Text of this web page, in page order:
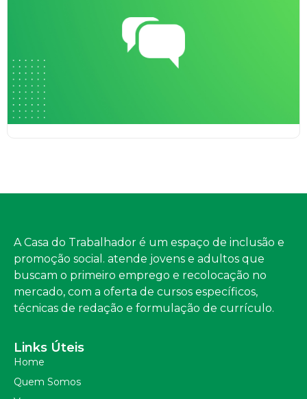
A Casa do Trabalhador é um espaço de inclusão e
promoção social. atende jovens e adultos que
buscam o primeiro emprego e recolocação no
mercado, com a oferta de cursos específicos,
técnicas de redação e formulação de currículo.
Links Úteis
Home
Quem Somos